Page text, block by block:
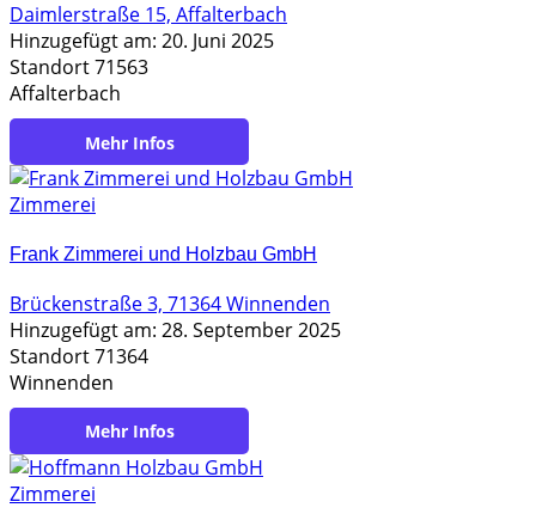
Daimlerstraße 15, Affalterbach
Hinzugefügt am: 20. Juni 2025
Standort 71563
Affalterbach
https://www.rikker.de/
Zimmerei
Frank Zimmerei und Holzbau GmbH
Brückenstraße 3, 71364 Winnenden
Hinzugefügt am: 28. September 2025
Standort 71364
Winnenden
https://www.frank-holzbau.de
Zimmerei